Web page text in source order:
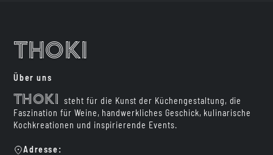
Thoki
Über uns
Thoki
steht für die Kunst der Küchengestaltung, die
Faszination für Weine, handwerkliches Geschick, kulinarische
Kochkreationen und inspirierende Events.
Adresse: